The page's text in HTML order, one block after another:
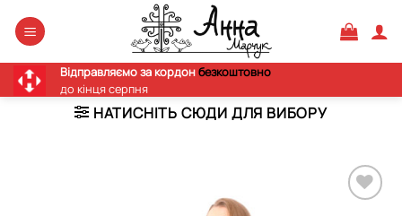
Відправляємо за кордонбезкоштовно
до кінця серпня
НАТИСНІТЬ СЮДИ ДЛЯ ВИБОРУ